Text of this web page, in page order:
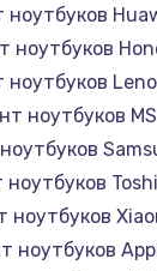
ноутбуков
ноутбуков
ноутбуков
ноутбуков
ноутбуков
ноутбуков